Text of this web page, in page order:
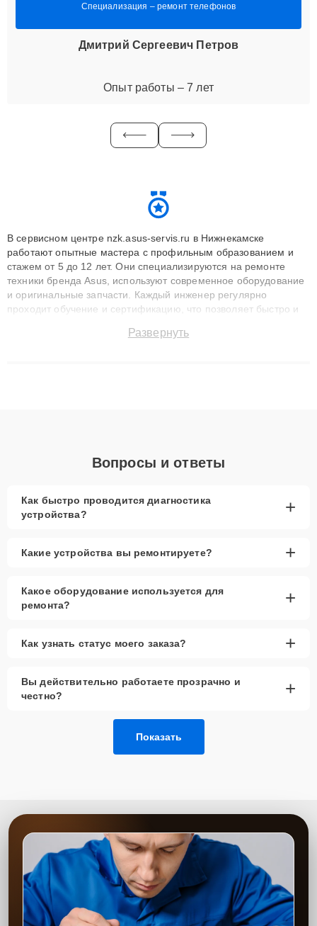
Специализация – ремонт телефонов
Дмитрий Сергеевич Петров
Опыт работы – 7 лет
В сервисном центре nzk.asus-servis.ru в Нижнекамске
работают опытные мастера с профильным образованием и
стажем от 5 до 12 лет. Они специализируются на ремонте
техники бренда Asus, используют современное оборудование
и оригинальные запчасти. Каждый инженер регулярно
проходит обучение и сертификацию, что позволяет быстро и
сохранением гарантии до 3 лет. Наши мастера решают
Развернуть
Вопросы и ответы
Как быстро проводится диагностика
устройства?
+
Какие устройства вы ремонтируете? +
Какое оборудование используется для
ремонта?
+
Как узнать статус моего заказа? +
Вы действительно работаете прозрачно и
честно?
+
Показать